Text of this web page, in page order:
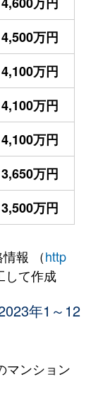
4,500万円
4,100万円
4,100万円
4,100万円
3,650万円
3,500万円
報 （http
して作成
年1～12
マンション